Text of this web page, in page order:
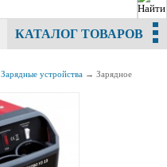
КАТАЛОГ ТОВАРОВ
Зарядные устройства → Зарядное